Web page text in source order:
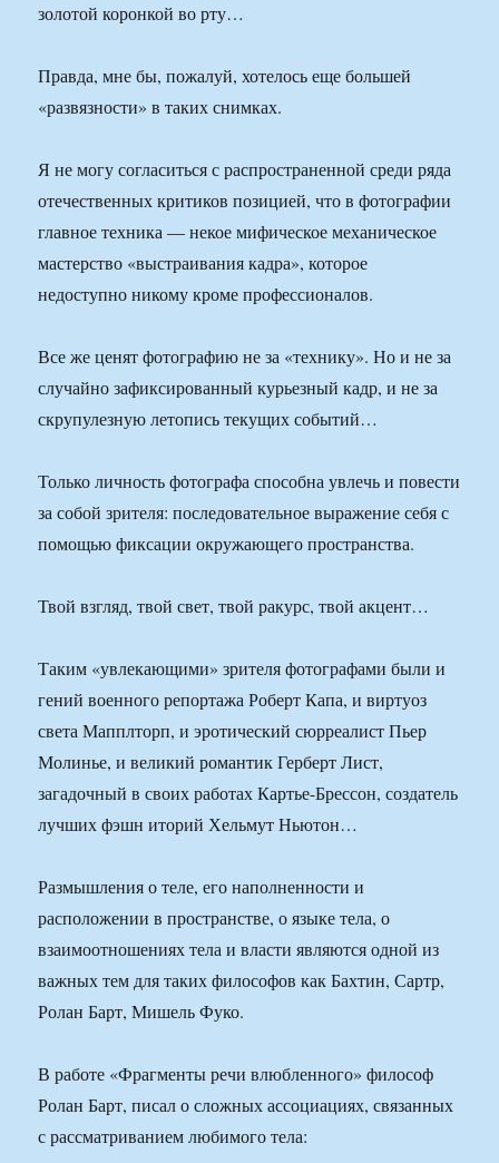
золотой коронкой во рту…
Правда, мне бы, пожалуй, хотелось еще большей
«развязности» в таких снимках.
Я не могу согласиться с распространенной среди ряда
отечественных критиков позицией, что в фотографии
главное техника — некое мифическое механическое
мастерство «выстраивания кадра», которое
недоступно никому кроме профессионалов.
Все же ценят фотографию не за «технику». Но и не за
случайно зафиксированный курьезный кадр, и не за
скрупулезную летопись текущих событий…
Только личность фотографа способна увлечь и повести
за собой зрителя: последовательное выражение себя с
помощью фиксации окружающего пространства.
Твой взгляд, твой свет, твой ракурс, твой акцент…
Таким «увлекающими» зрителя фотографами были и
гений военного репортажа Роберт Капа, и виртуоз
света Мапплторп, и эротический сюрреалист Пьер
Молинье, и великий романтик Герберт Лист,
загадочный в своих работах Картье-Брессон, создатель
лучших фэшн иторий Хельмут Ньютон…
Размышления о теле, его наполненности и
расположении в пространстве, о языке тела, о
взаимоотношениях тела и власти являются одной из
важных тем для таких философов как Бахтин, Сартр,
Ролан Барт, Мишель Фуко.
В работе «Фрагменты речи влюбленного» философ
Ролан Барт, писал о сложных ассоциациях, связанных
с рассматриванием любимого тела: